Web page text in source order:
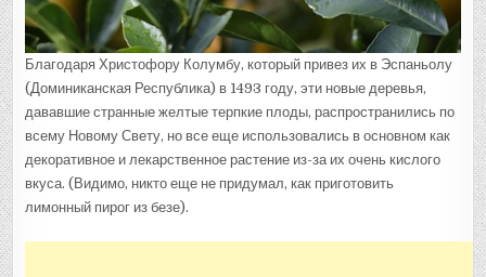
Благодаря Христофору Колумбу, который привез их в Эспаньолу
(Доминиканская Республика) в 1493 году, эти новые деревья,
дававшие странные желтые терпкие плоды, распространились по
всему Новому Свету, но все еще использовались в основном как
декоративное и лекарственное растение из-за их очень кислого
вкуса. (Видимо, никто еще не придумал, как приготовить
лимонный пирог из безе).